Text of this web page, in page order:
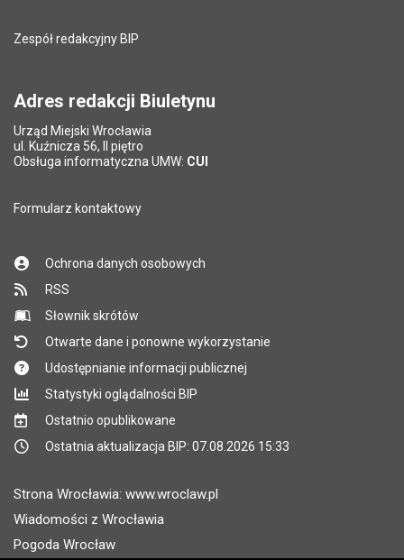
Zespół redakcyjny BIP
Adres redakcji Biuletynu
Urząd Miejski Wrocławia
ul. Kuźnicza 56, II piętro
Obsługa informatyczna UMW: CUI
Formularz kontaktowy
Ochrona danych osobowych
RSS
Słownik skrótów
Otwarte dane i ponowne wykorzystanie
Udostępnianie informacji publicznej
Statystyki oglądalności BIP
Ostatnio opublikowane
Ostatnia aktualizacja BIP: 07.08.2026 15:33
Strona Wrocławia: www.wroclaw.pl
Wiadomości z Wrocławia
Pogoda Wrocław